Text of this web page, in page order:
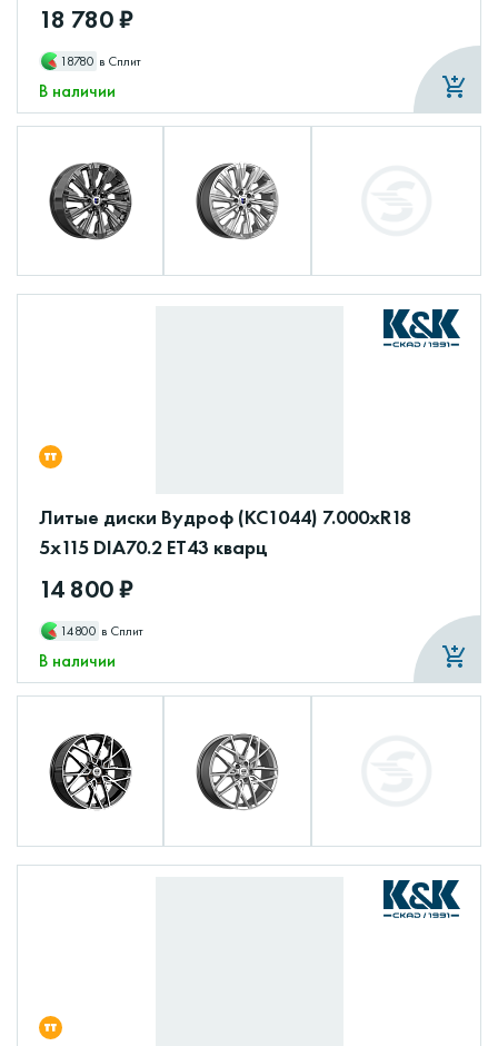
18 780 ₽
18780 в Сплит
В наличии
Литые диски Вудроф (КС1044) 7.000xR18
5x115 DIA70.2 ET43 кварц
14 800 ₽
14800 в Сплит
В наличии